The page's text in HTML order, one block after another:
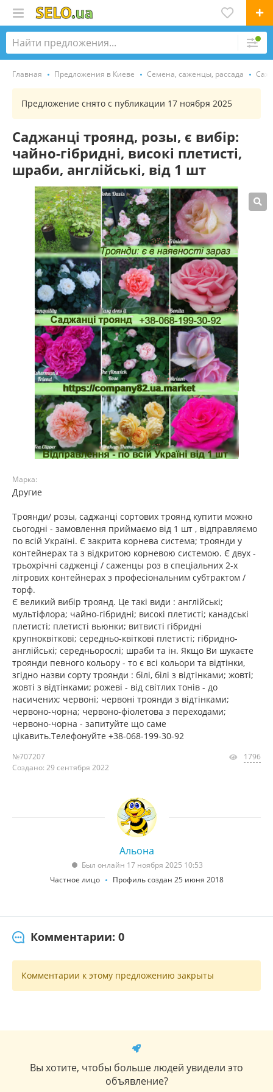
Главная Предложения в Киеве Семена, саженцы, рассада
Предложение снято с публикации 17 ноября 2025
Саджанці троянд, розы, є вибір:
чайно-гібридні, високі плетисті,
шраби, англійські, від 1 шт
Марка:
Другие
Троянди/ розы, саджанці сортових троянд купити можно
сьогодні - замовлення приймаємо від 1 шт , відправляємо
по всій Україні. Є закрита корнева система; троянди у
контейнерах та з відкритою корневою системою. Є двух -
трьохрічні садженці / саженцы роз в спеціальних 2-х
літрових контейнерах з професіональним субтрактом /
торф.
Є великий вибір троянд. Це такі види : англійські;
мультіфлора; чайно-гібридні; високі плетисті; канадські
плетисті; плетисті вьюнки; витвисті гібридні
крупноквіткові; середньо-квіткові плетисті; гібридно-
англійські; середньорослі; шраби та ін. Якщо Ви шукаєте
троянди певного кольору - то є всі кольори та відтінки,
згідно назви сорту троянди : білі, білі з відтінками; жовті;
жовті з відтінками; рожеві - від світлих тонів - до
насичених; червоні; червоні троянди з відтінками;
червоно-чорна; червоно-фіолетова з переходами;
червоно-чорна - запитуйте що саме
цікавить.Телефонуйте +38-068-199-30-92
№707207
Создано: 29 сентября 2022
1796
Альона
Был онлайн 17 ноября 2025 10:53
Частное лицо
Профиль создан 25 июня 2018
Комментарии: 0
Комментарии к этому предложению закрыты
Вы хотите, чтобы больше людей увидели это
объявление?